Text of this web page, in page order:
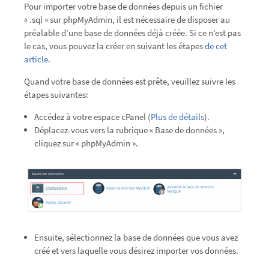
Pour importer votre base de données depuis un fichier
« .sql » sur phpMyAdmin, il est nécessaire de disposer au
préalable d’une base de données déjà créée. Si ce n’est pas
le cas, vous pouvez la créer en suivant les étapesde cet
article.
Quand votre base de données est prête, veuillez suivre les
étapes suivantes:
Accédez à votre espace cPanel (Plus de détails).
Déplacez-vous vers la rubrique « Base de données »,
cliquez sur « phpMyAdmin ».
Ensuite, sélectionnez la base de données que vous avez
créé et vers laquelle vous désirez importer vos données.